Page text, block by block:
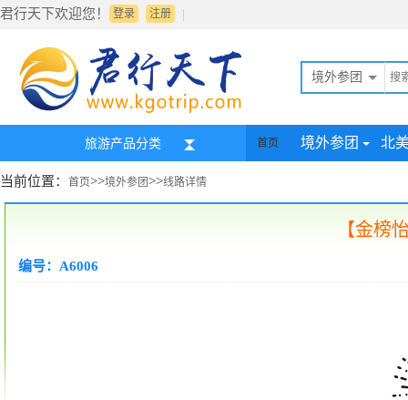
君行天下欢迎您！ 登录 |
注册
境外参团
旅游产品分类 首页 境外参团 北
当前位置： 首页>>境外参团>>线路详情
【金榜
编号：A6006